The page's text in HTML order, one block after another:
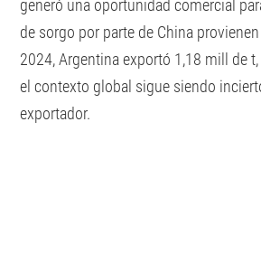
generó una oportunidad comercial
de sorgo por parte de China
2024, Argentina exportó 1,18 mill de
el contexto global sigue siendo
exportador.